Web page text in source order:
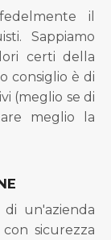
il
Sappiamo
certi della
consiglio è di
(meglio se di
meglio la
di un'azienda
sicurezza